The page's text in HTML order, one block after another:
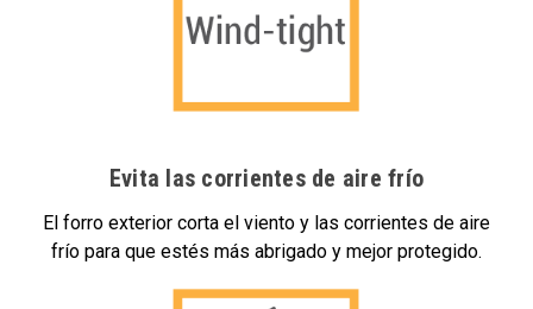
Evita las corrientes de aire frío
El forro exterior corta el viento y las corrientes de aire
frío para que estés más abrigado y mejor protegido.